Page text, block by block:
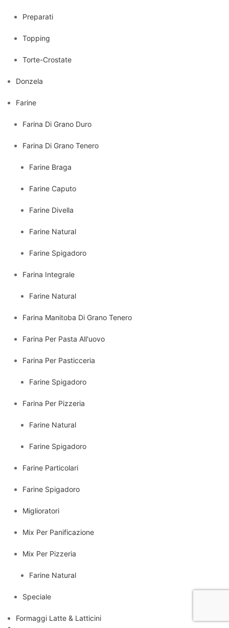
Preparati
Topping
Torte-Crostate
Donzela
Farine
Farina Di Grano Duro
Farina Di Grano Tenero
Farine Braga
Farine Caputo
Farine Divella
Farine Natural
Farine Spigadoro
Farina Integrale
Farine Natural
Farina Manitoba Di Grano Tenero
Farina Per Pasta All'uovo
Farina Per Pasticceria
Farine Spigadoro
Farina Per Pizzeria
Farine Natural
Farine Spigadoro
Farine Particolari
Farine Spigadoro
Miglioratori
Mix Per Panificazione
Mix Per Pizzeria
Farine Natural
Speciale
Formaggi Latte & Latticini